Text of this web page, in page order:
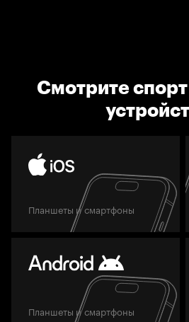
Смотрите
Планшеты и смартфоны
Планшеты и смартфоны